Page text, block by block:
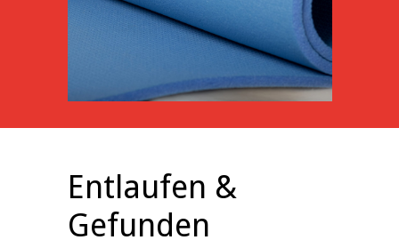
Entlaufen &
Gefunden